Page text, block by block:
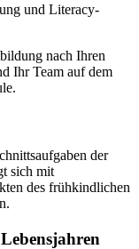
und Literacy-
nach Ihren
Ihr Team auf dem
der
sich mit
des frühkindlichen